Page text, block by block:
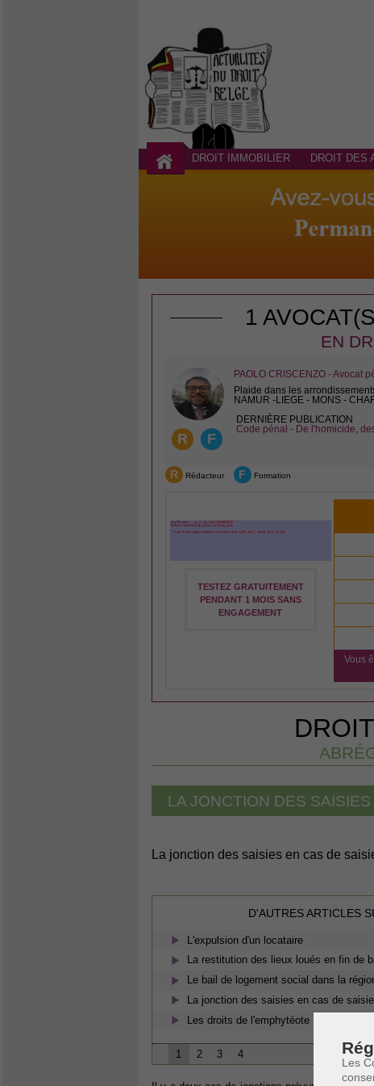
Les
DROIT IMMOBILIER DROIT DES
1
EN
R F
PAOLO CRISCENZO - Avocat
Plaide dans les
NAMUR -LIEGE - MONS -
DERNIÈRE PUBLICATION
Code pénal - De l'homicide,
R Rédacteur F Formation
TESTEZ GRATUITEMENT
PENDANT 1 MOIS SANS
ENGAGEMENT
Vous
LA JONCTION DES
La jonction des saisies en cas de
D'AUTRES ARTICLES
L'expulsion d'un locataire
La restitution des lieux loués en fin de
Le bail de logement social dans la
La jonction des saisies en cas de
Les droits de l'emphytéote
1 2 3 4